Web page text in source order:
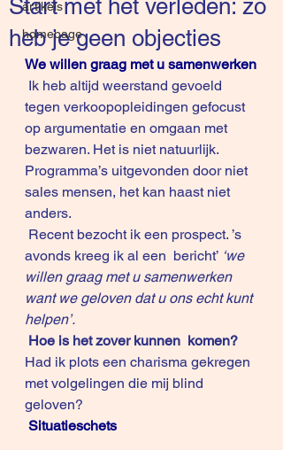
artikels
homepage
Start met het verleden: zo
heb je geen objecties
We willen graag met u samenwerken
tegen verkoopopleidingen gefocust
op argumentatie en omgaan met
bezwaren. Het is niet natuurlijk.
Programma’s uitgevonden door niet
sales mensen, het kan haast niet
anders.
avonds kreeg ik al een  bericht’ ‘we
willen graag met u samenwerken
want we geloven dat u ons echt kunt
helpen’.
Hoe is het zover kunnen  komen?
Had ik plots een charisma gekregen
met volgelingen die mij blind
geloven?
Situatieschets